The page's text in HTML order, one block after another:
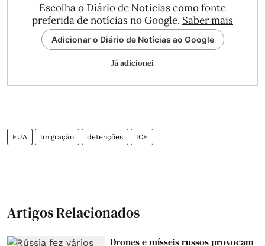
Escolha o Diário de Notícias como fonte
preferida de notícias no Google. Saber mais
Adicionar o Diário de Notícias ao Google
Já adicionei
EUA Imigração detenções ICE
Artigos Relacionados
Drones e mísseis russos provocam